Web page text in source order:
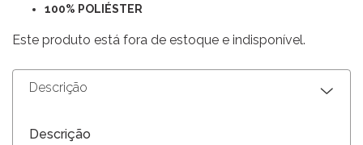
100% POLIÉSTER
Este produto está fora de estoque e indisponível.
Descrição
Descrição